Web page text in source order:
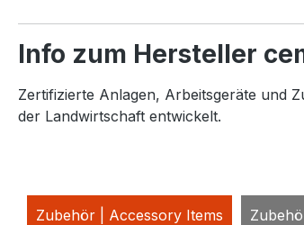
Info zum Hersteller
Zertifizierte Anlagen, Arbeitsgeräte und
der Landwirtschaft entwickelt.
Zubehör | Accessory Items